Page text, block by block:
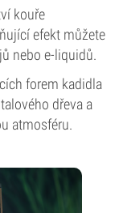
kouře
efekt můžete
nebo e-liquidů.
forem kadidla
dřeva a
atmosféru.